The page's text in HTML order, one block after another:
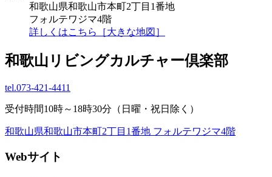
和歌山県和歌山市本町2丁目1番地
フォルテワジマ4階
詳しくはこちら［大きな地図］
和歌山リビングカルチャー倶楽部
tel.073-421-4411
受付時間10時～18時30分（日曜・祝日除く）
和歌山県和歌山市本町2丁目1番地 フォルテワジマ4階
Webサイト